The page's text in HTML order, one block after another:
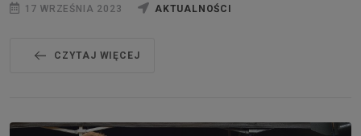
17 WRZEŚNIA 2023 AKTUALNOŚCI
CZYTAJ WIĘCEJ